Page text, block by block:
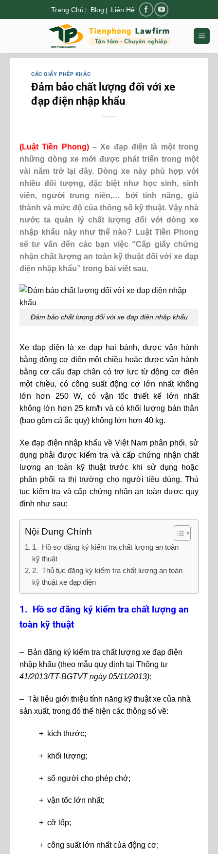
đến
Trang Chủ | Blog | Liên Hệ
CÁC GIẤY PHÉP KHÁC
Đảm bảo chất lượng đối với xe
đạp điện nhập khẩu
(Luật Tiền Phong)– Xe đạp điện là một trong
những dòng xe mới được phát triển trong một
vài năm trở lại đây. Dòng xe này phù hợp với
nhiều đối tượng, đặc biệt như học sinh, sinh
viên, người trung niên,… bởi tính năng, giá
thành và mức độ của thông số kỹ thuật. Vậy nhà
nước ta quản lý chất lượng đối với dòng xe
nhập khẩu này như thế nào? Luật Tiền Phong
sẽ tư vấn đến các bạn việc “Cấp giấy chứng
nhận chất lượng an toàn kỹ thuật đối với xe đạp
điện nhập khẩu” trong bài viết sau.
Đảm bảo chất lượng đối với xe đạp điện nhập khẩu
Xe đạp điện là xe đạp hai bánh, được vận hành
bằng động cơ điện một chiều hoặc được vận hành
bằng cơ cấu đạp chân có trợ lực từ động cơ điện
một chiều, có công suất động cơ lớn nhất không
lớn hơn 250 W, có vận tốc thiết kế lớn nhất
không lớn hơn 25 km/h và có khối lượng bản thân
(bao gồm cả ắc quy) không lớn hơn 40 kg.
Xe đạp điện nhập khẩu về Việt Nam phân phối, sử
dụng phải được kiểm tra và cấp chứng nhận chất
lượng an toàn kỹ thuật trước khi sử dụng hoặc
phân phối ra thị trường cho người tiêu dùng. Thủ
tục kiểm tra và cấp chứng nhận an toàn được quy
định như sau:
Nội Dung Chính
1. Hồ sơ đăng ký kiểm tra chất lượng an toàn
kỹ thuật
2. Thủ tục đăng ký kiểm tra chất lượng an toàn
kỹ thuật xe đạp điện
1. Hồ sơ đăng ký kiểm tra chất lượng an
toàn kỹ thuật
– Bản đăng ký kiểm tra chất lượng xe đạp điện
nhập khẩu (theo mẫu quy định tại Thông tư
41/2013/TT-BGTVT ngày 05/11/2013);
– Tài liệu giới thiệu tính năng kỹ thuật xe của nhà
sản xuất, trong đó thể hiện các thông số về:
+ kích thước;
+ khối lượng;
+ số người cho phép chở;
+ vận tốc lớn nhất;
+ cỡ lốp;
+ công suất lớn nhất của động cơ;